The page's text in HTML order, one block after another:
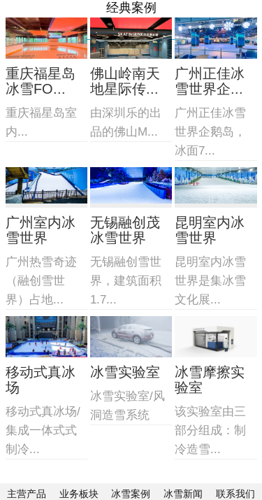
经典案例
重庆福星岛
冰雪FO...
重庆福星岛室
内...
佛山岭南天
地星际传...
由深圳乐的出
品的佛山M...
广州正佳冰
雪世界企...
广州正佳冰雪
世界企鹅岛，
冰面7...
广州室内冰
雪世界
广州热雪奇迹
（融创雪世
界）占地...
无锡融创茂
冰雪世界
无锡融创雪世
界，建筑面积
1.7...
昆明室内冰
雪世界
昆明室内冰雪
世界是集冰雪
文化展...
移动式真冰
场
移动式真冰场/
集成一体式式
制冷...
冰雪实验室
冰雪实验室/风
洞造雪系统
冰雪摩擦实
验室
该实验室由三
部分组成：制
冷造雪...
主营产品 业务板块 冰雪案例 冰雪新闻 联系我们